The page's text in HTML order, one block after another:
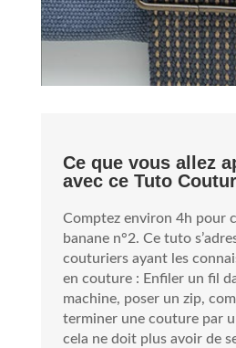
Ce que vous allez
avec ce Tuto
Comptez environ 4h pour
banane n°2. Ce tuto
couturiers ayant les
en couture : Enfiler un fil
machine, poser un zip,
terminer une couture par
cela ne doit plus avoir de